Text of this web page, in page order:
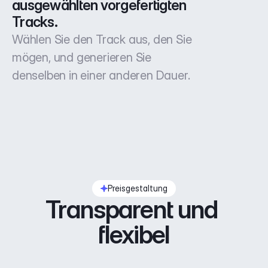
ausgewählten vorgefertigten
Tracks.
Wählen Sie den Track aus, den Sie
mögen, und generieren Sie
denselben in einer anderen Dauer.
Preisgestaltung
Transparent und
flexibel